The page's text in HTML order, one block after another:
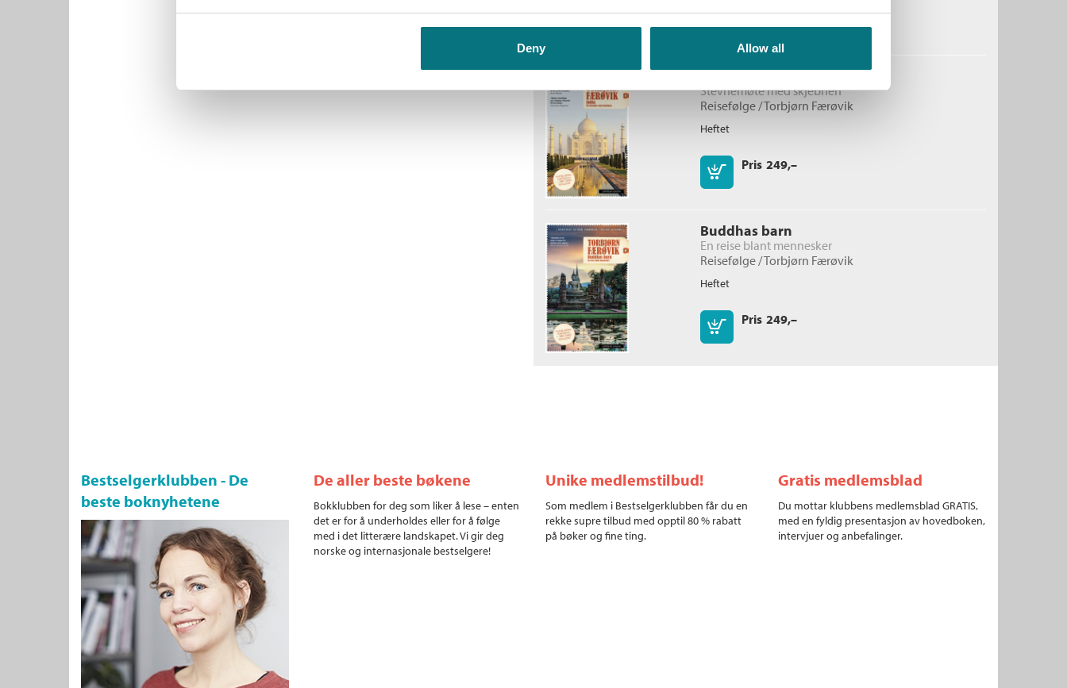
Deny Allow all
Pris 279,–
Kjøp
India
Stevnemøte med skjebnen
Reisefølge /Torbjørn Færøvik
Heftet
Pris 249,–
Kjøp
Buddhas barn
En reise blant mennesker
Reisefølge /Torbjørn Færøvik
Heftet
Pris 249,–
Kjøp
Bestselgerklubben - De
beste boknyhetene
De aller beste bøkene
Bokklubben for deg som liker å lese – enten
det er for å underholdes eller for å følge
med i det litterære landskapet. Vi gir deg
norske og internasjonale bestselgere!
Unike medlemstilbud!
Som medlem i Bestselgerklubben får du en
rekke supre tilbud med opptil 80 % rabatt
på bøker og fine ting.
Gratis medlemsblad
Du mottar klubbens medlemsblad GRATIS,
med en fyldig presentasjon av hovedboken,
intervjuer og anbefalinger.